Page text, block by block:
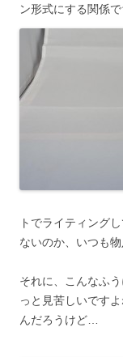
ン形式にする関係
トでライティング
ないのか、いつも
それに、こんなふ
っと見苦しいです
んだろうけど…